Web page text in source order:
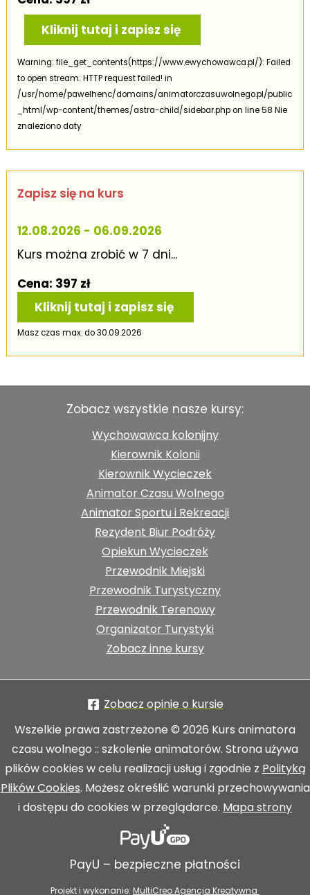
Kliknij tutaj i zapisz się
Warning: file_get_contents(https://www.ewychowawca.pl/): Failed
to open stream: HTTP request failed! in
/usr/home/pawelhenc/domains/animatorczasuwolnego.pl/public
_html/wp-content/themes/astra-child/sidebar.php on line 58 Nie
znaleziono daty
Zapisz się na kurs
12.08.2026 - 06.09.2026
Kurs można zrobić w 7 dni...
Cena: 397 zł
Kliknij tutaj i zapisz się
Masz czas max. do 30.09.2026
Zobacz wszystkie nasze kursy:
Wychowawca kolonijny
Kierownik Kolonii
Kierownik Wycieczek
Animator Czasu Wolnego
Animator Sportu i Rekreacji
Rezydent Biur Podróży
Opiekun Wycieczek
Przewodnik Miejski
Przewodnik Turystyczny
Przewodnik Terenowy
Organizator Turystyki
Zobacz inne kursy
Zobacz opinie o kursie
Wszelkie prawa zastrzeżone © 2026 Kurs animatora
czasu wolnego :: szkolenie animatorów. Strona używa
plików cookies w celu realizacji usług i zgodnie z Polityką
Plików Cookies. Możesz określić warunki przechowywania
i dostępu do cookies w przeglądarce. Mapa strony
PayU – bezpieczne płatności
Projekt i wykonanie: MultiCreo Agencja Kreatywna